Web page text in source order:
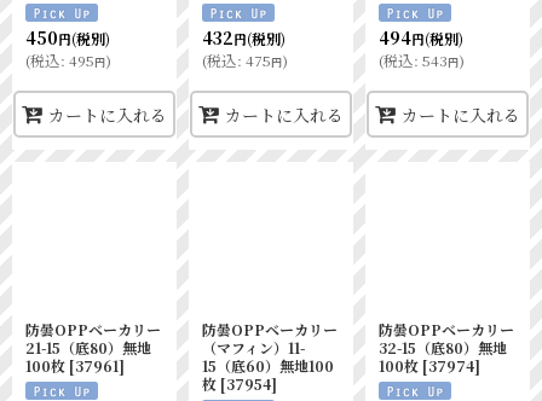
450円(税別)
(税込: 495円)
カートに入れる
432円(税別)
(税込: 475円)
カートに入れる
494円(税別)
(税込: 543円)
カートに入れる
防曇OPPベーカリー
21-15（底80）無地
100枚 [37961]
防曇OPPベーカリー
（マフィン）11-
15（底60）無地100
枚 [37954]
防曇OPPベーカリー
32-15（底80）無地
100枚 [37974]